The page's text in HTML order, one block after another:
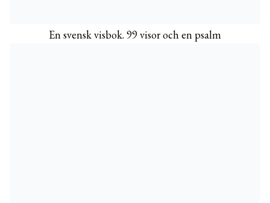
En svensk visbok. 99 visor och en psalm